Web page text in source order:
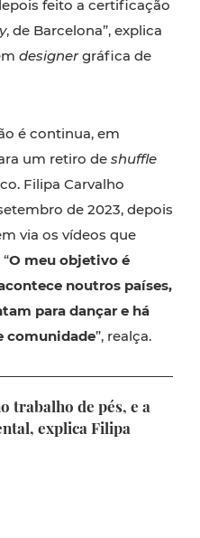
feito a certificação
, de Barcelona”, explica
designergráfica de
é continua, em
um retiro de shuffle
Filipa Carvalho
de 2023, depois
via os vídeos que
O meu objetivo é
noutros países,
para dançar e há
comunidade”, realça.
trabalho de pés, e a
explica Filipa